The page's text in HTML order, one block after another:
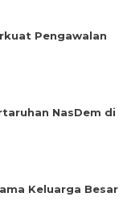
Pengawalan
NasDem di
Keluarga Besar